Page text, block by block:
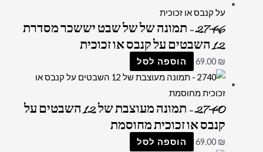
2746 – תמונה של של שבט יששכר מסדרת
12 השבטים על קנבס או זכוכית
69.00 ₪ הוספה לסל
2740 – תמונה מעוצבת של 12 השבטים על
קנבס או זכוכית מחוסמת
69.00 ₪ הוספה לסל